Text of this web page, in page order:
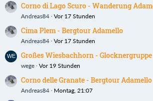
Corno di Lago Scuro - Wanderung
Andreas84 Vor 17 Stunden
Cima Plem - Bergtour Adamello
Andreas84 Vor 17 Stunden
Großes Wiesbachhorn - Glocknergruppe
wege Vor 19 Stunden
Corno delle Granate - Bergtour Adamello
Andreas84 Montag, 21:07